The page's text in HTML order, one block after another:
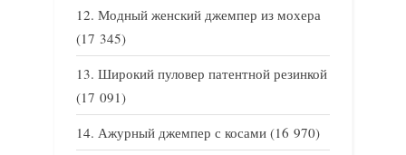
Модный женский джемпер из мохера
(17 345)
Широкий пуловер патентной резинкой
(17 091)
Ажурный джемпер с косами (16 970)